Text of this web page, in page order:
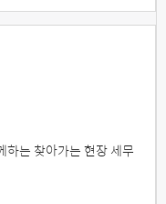
하는 찾아가는 현장 세무